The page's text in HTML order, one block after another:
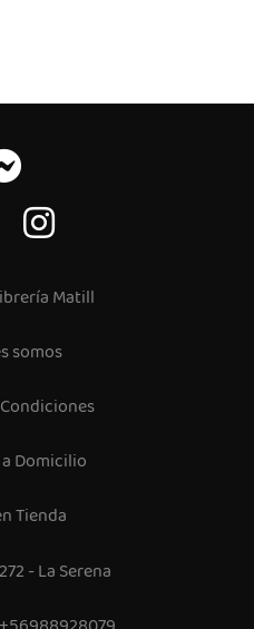
Matill
somos
Domicilio
Tienda
- La Serena